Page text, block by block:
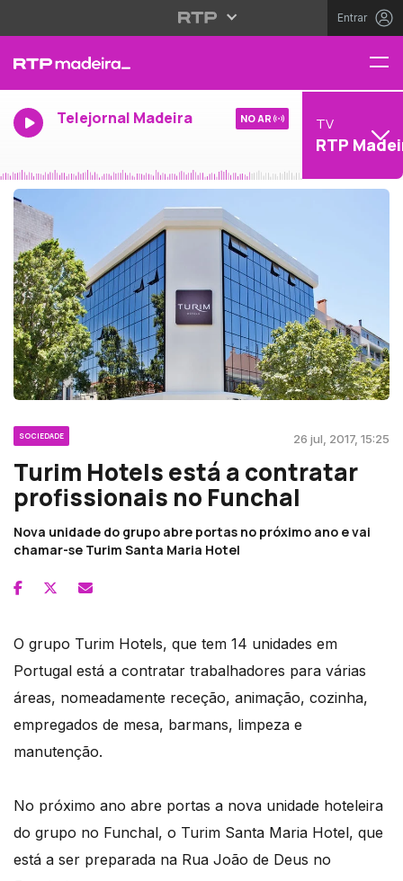
Entrar
Telejornal Madeira NO AR TV
RTP
SOCIEDADE 26 jul, 2017, 15:25
Turim Hotels está a contratar
profissionais no Funchal
Nova unidade do grupo abre portas no próximo ano e vai
chamar-se Turim Santa Maria Hotel
O grupo Turim Hotels, que tem 14 unidades em
Portugal está a contratar trabalhadores para várias
áreas, nomeadamente receção, animação, cozinha,
empregados de mesa, barmans, limpeza e
manutenção.
No próximo ano abre portas a nova unidade hoteleira
do grupo no Funchal, o Turim Santa Maria Hotel, que
está a ser preparada na Rua João de Deus no